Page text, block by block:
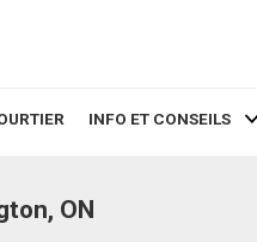
INFO ET CONSEILS
ON